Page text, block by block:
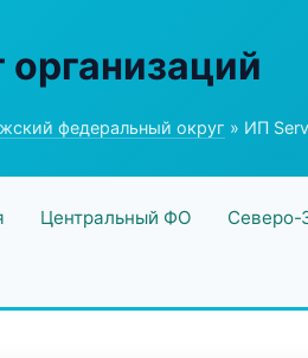
организаций
федеральный округ » ИП
Центральный ФО